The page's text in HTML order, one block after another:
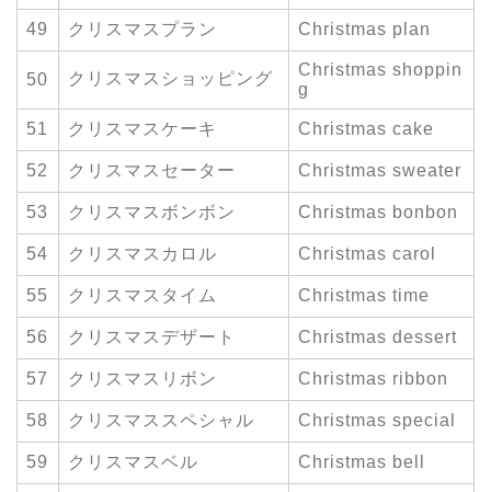
49 クリスマスプラン Christmas plan
50 クリスマスショッピング
Christmas shoppin
g
51 クリスマスケーキ Christmas cake
52 クリスマスセーター Christmas sweater
53 クリスマスボンボン Christmas bonbon
54 クリスマスカロル Christmas carol
55 クリスマスタイム Christmas time
56 クリスマスデザート Christmas dessert
57 クリスマスリボン Christmas ribbon
58 クリスマススペシャル Christmas special
59 クリスマスベル Christmas bell